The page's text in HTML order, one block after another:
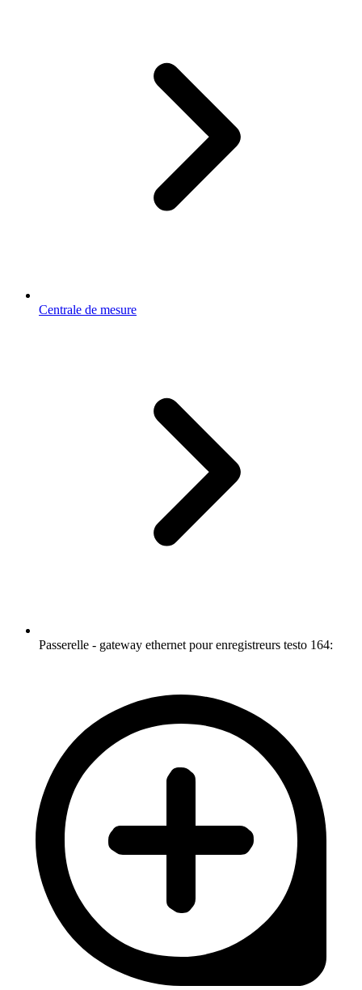
Centrale de mesure
Passerelle - gateway ethernet pour enregistreurs testo 164: